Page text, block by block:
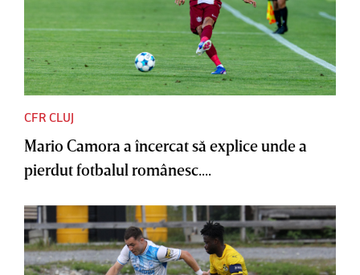
CFR CLUJ
Mario Camora a încercat să explice unde a
pierdut fotbalul românesc....